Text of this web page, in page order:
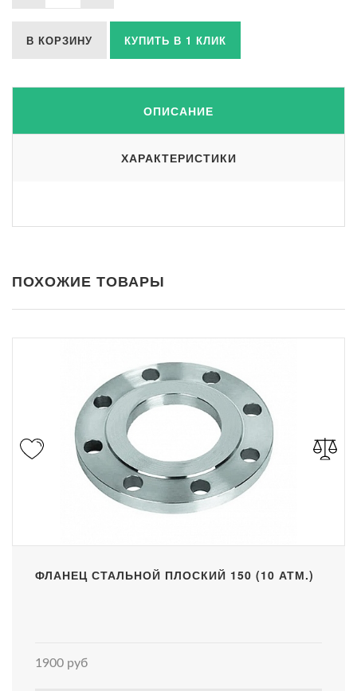
В КОРЗИНУ КУПИТЬ В 1 КЛИК
ОПИСАНИЕ
ХАРАКТЕРИСТИКИ
ПОХОЖИЕ ТОВАРЫ
ФЛАНЕЦ СТАЛЬНОЙ ПЛОСКИЙ 150 (10 АТМ.)
1900 руб